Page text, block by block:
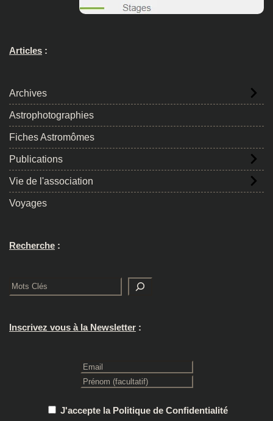
Articles :
Archives
Astrophotographies
Fiches Astromômes
Publications
Vie de l'association
Voyages
Recherche :
Rechercher
Inscrivez vous à la Newsletter :
J'accepte la Politique de Confidentialité